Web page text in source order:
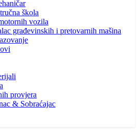
škola
vozila
građevinskih i pretovarnih mašina
provjera
& Sobraćajac